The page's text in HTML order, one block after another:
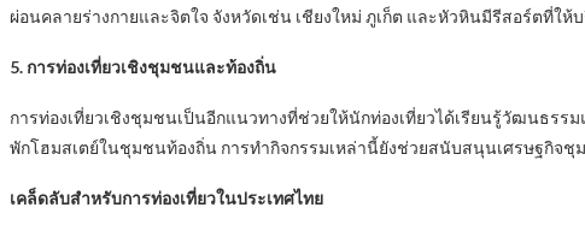
ผ่อนคลายร่างกายและจิตใจ จังหวัดเช่น เชียงใหม่ ภูเก็ต และหัวหินมีรีสอร์ตที่ใ
5. การท่องเที่ยวเชิงชุมชนและท้องถิ่น
การท่องเที่ยวเชิงชุมชนเป็นอีกแนวทางที่ช่วยให้นักท่องเที่ยวได้เรียนรู้วัฒนธร
พักโฮมสเตย์ในชุมชนท้องถิ่น การทำกิจกรรมเหล่านี้ยังช่วยสนับสนุนเศรษฐกิจชุ
เคล็ดลับสำหรับการท่องเที่ยวในประเทศไทย